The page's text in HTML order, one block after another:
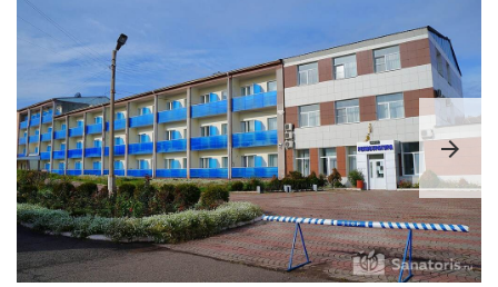
arrow_forward